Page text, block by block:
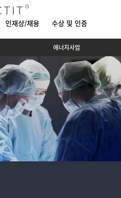
에너지사업
인재상/채용 수상 및 인증